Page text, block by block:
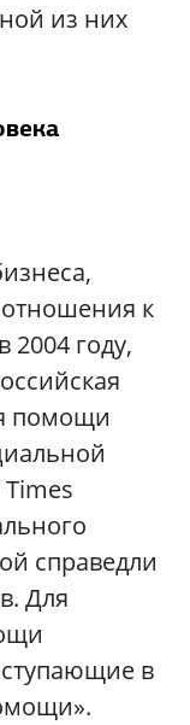
из них
к
2004 году,
помощи
справедли
Для
в